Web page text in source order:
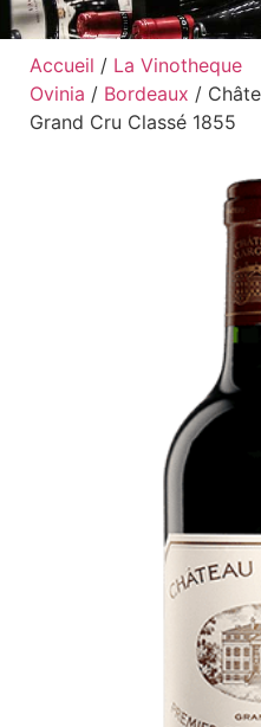
Accueil / La Vinotheque
Ovinia / Bordeaux /
Grand Cru Classé 1855